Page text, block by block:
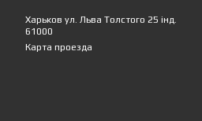
Харьков ул. Льва Толстого 25 інд.
61000
Карта проезда